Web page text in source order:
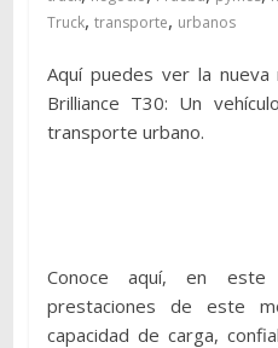
Truck, transporte, urbanos
Aquí puedes ver la
Brilliance T30: Un
transporte urbano.
Conoce aquí, en
prestaciones de este
capacidad de carga,